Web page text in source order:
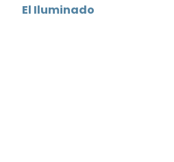
El Iluminado